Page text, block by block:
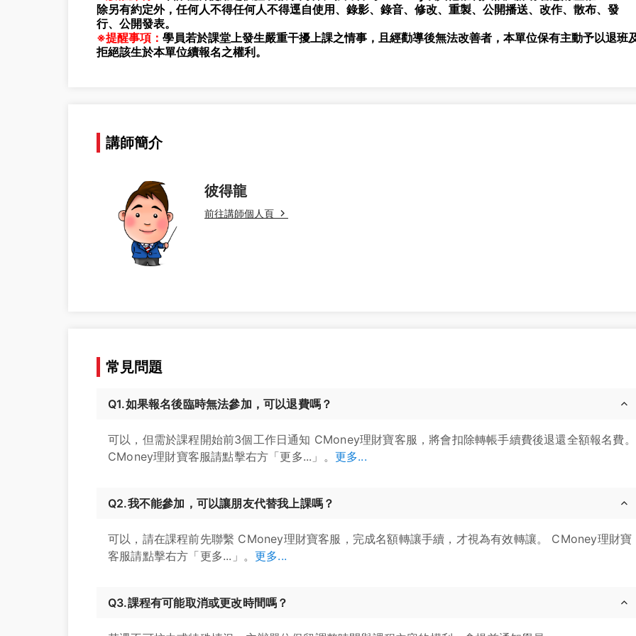
除另有約定外，任何人不得任何人不得逕自使用、錄影、錄音、修改、重製、公開播送、改作、散布、發
行、公開發表。
※提醒事項： 學員若於課堂上發生嚴重干擾上課之情事，且經勸導後無法改善者，本單位保有主動予以退班
拒絕該生於本單位續報名之權利。
講師簡介
彼得龍
前往講師個人頁
常見問題
Q1.如果報名後臨時無法參加，可以退費嗎？
可以，但需於課程開始前3個工作日通知 CMoney理財寶客服，將會扣除轉帳手續費後退還全額報名費。
CMoney理財寶客服請點擊右方「更多...」。 更多...
Q2.我不能參加，可以讓朋友代替我上課嗎？
可以，請在課程前先聯繫 CMoney理財寶客服，完成名額轉讓手續，才視為有效轉讓。 CMoney理財寶
客服請點擊右方「更多...」。 更多...
Q3.課程有可能取消或更改時間嗎？